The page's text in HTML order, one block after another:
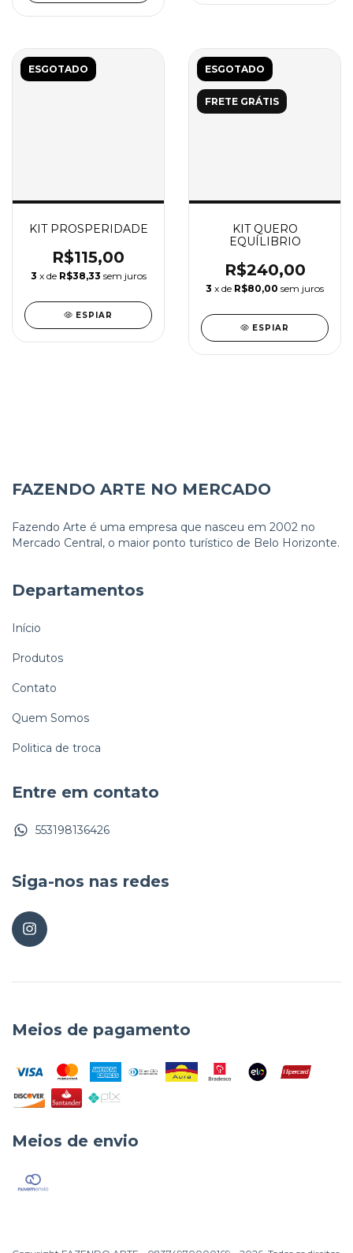
ESGOTADO
KIT PROSPERIDADE
R$115,00
3 x de R$38,33 sem juros
ESPIAR
ESGOTADO
FRETE GRÁTIS
KIT QUERO
EQUÍLIBRIO
R$240,00
3 x de R$80,00 sem juros
ESPIAR
FAZENDO ARTE NO MERCADO
Fazendo Arte é uma empresa que nasceu em 2002 no
Mercado Central, o maior ponto turístico de Belo Horizonte.
Departamentos
Início
Produtos
Contato
Quem Somos
Politica de troca
Entre em contato
553198136426
Siga-nos nas redes
Meios de pagamento
Meios de envio